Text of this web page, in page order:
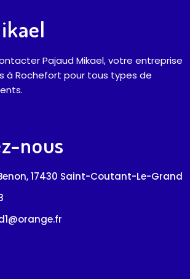
Pajaud Mikael, votre entreprise
à Rochefort pour tous types de
nous
17430 Saint-Coutant-Le-Grand